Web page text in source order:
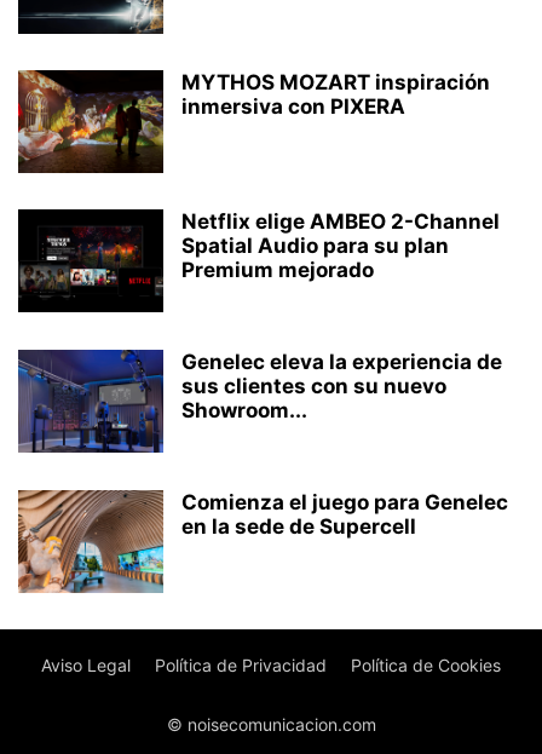
MYTHOS MOZART inspiración
inmersiva con PIXERA
Netflix elige AMBEO 2-Channel
Spatial Audio para su plan
Premium mejorado
Genelec eleva la experiencia de
sus clientes con su nuevo
Showroom...
Comienza el juego para Genelec
en la sede de Supercell
Aviso Legal Política de Privacidad Política de Cookies
© noisecomunicacion.com